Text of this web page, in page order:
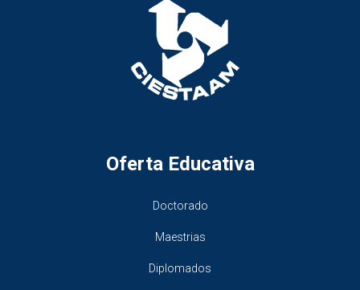
Oferta Educativa
Doctorado
Maestrias
Diplomados